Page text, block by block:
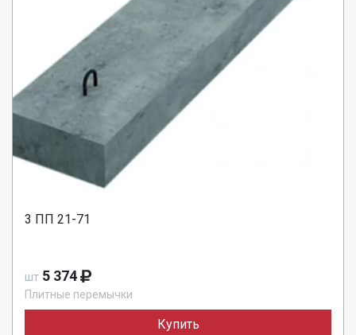
3 ПП 21-71
шт 5 374
Плитные перемычки
Купить